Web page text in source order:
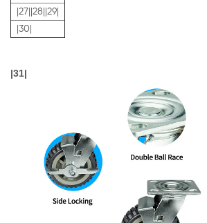
|27| |28| |29|
|30|
|31|